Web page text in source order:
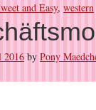
and Easy, western
2016 by Pony